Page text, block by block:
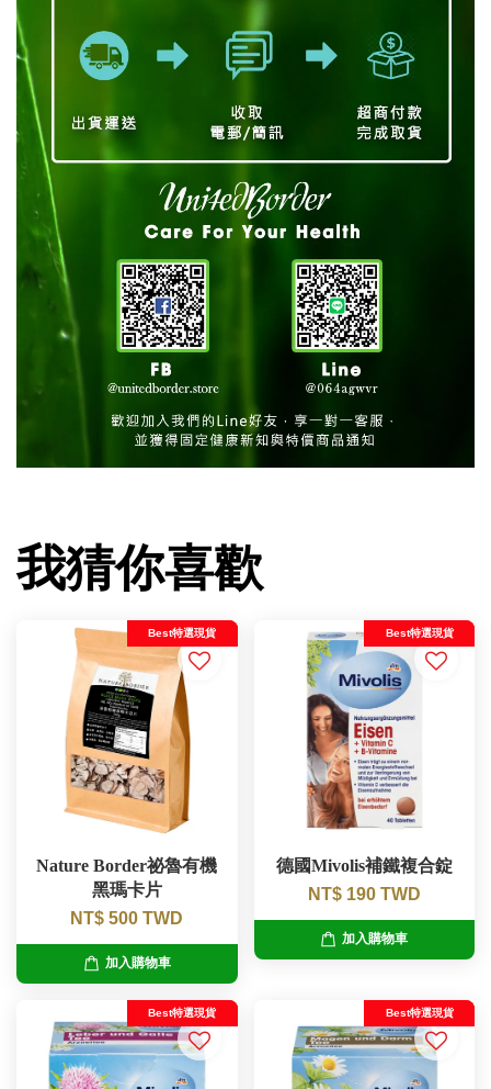
我猜你喜歡
Best特選現貨
Nature Border祕魯有機
黑瑪卡片
NT$ 500 TWD
加入購物車
Best特選現貨
德國Mivolis補鐵複合錠
NT$ 190 TWD
加入購物車
Best特選現貨 Best特選現貨